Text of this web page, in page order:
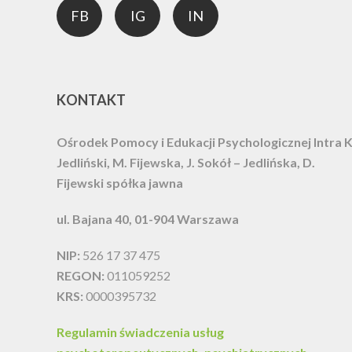
FB IG IN
KONTAKT
Ośrodek Pomocy i Edukacji Psychologicznej Intra
Jedliński, M. Fijewska, J. Sokół – Jedlińska, D.
Fijewski spółka jawna
ul. Bajana 40, 01-904 Warszawa
NIP: 526 17 37 475
REGON: 011059252
KRS: 0000395732
Regulamin świadczenia usług